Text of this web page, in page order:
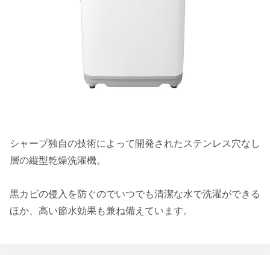
シャープ独自の技術によって開発されたステンレス穴なし
層の縦型乾燥洗濯機。
黒カビの侵入を防ぐのでいつでも清潔な水で洗濯ができる
ほか、高い節水効果も兼ね備えています。